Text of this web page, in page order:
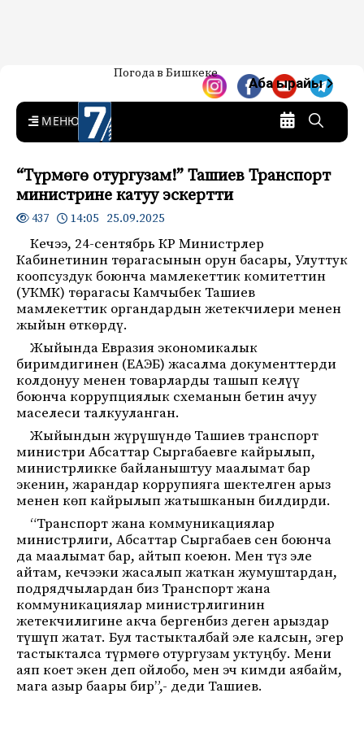
7-канал. Жаңылыктар —
Кыргызстан
Жаңылыктар — Кыргызстан
Погода в Бишкеке
Аба ырайы
MENU
“Түрмөгө отургузам!” Ташиев Транспорт
министрине катуу эскертти
437 14:05 25.09.2025
Кечээ, 24-сентябрь КР Министрлер
Кабинетинин төрагасынын орун басары, Улуттук
коопсуздук боюнча мамлекеттик комитеттин
(УКМК) төрагасы Камчыбек Ташиев
мамлекеттик органдардын жетекчилери менен
жыйын өткөрдү.
Жыйында Евразия экономикалык
биримдигинен (ЕАЭБ) жасалма документтерди
колдонуу менен товарларды ташып келүү
боюнча коррупциялык схеманын бетин ачуу
маселеси талкууланган.
Жыйындын жүрүшүндө Ташиев транспорт
министри Абсаттар Сыргабаевге кайрылып,
министрликке байланыштуу маалымат бар
экенин, жарандар коррупияга шектелген арыз
менен көп кайрылып жатышканын билдирди.
“Транспорт жана коммуникациялар
министрлиги, Абсаттар Сыргабаев сен боюнча
да маалымат бар, айтып коеюн. Мен түз эле
айтам, кечээки жасалып жаткан жумуштардан,
подрядчылардан биз Транспорт жана
коммуникациялар министрлигинин
жетекчилигине акча бергенбиз деген арыздар
түшүп жатат. Бул тастыкталбай эле калсын, эгер
тастыкталса түрмөгө отургузам уктуңбу. Мени
аяп коет экен деп ойлобо, мен эч кимди аябайм,
мага азыр баары бир”,- деди Ташиев.